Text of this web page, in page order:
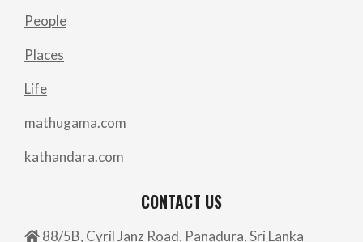
People
Places
Life
mathugama.com
kathandara.com
CONTACT US
88/5B, Cyril Janz Road, Panadura, Sri Lanka